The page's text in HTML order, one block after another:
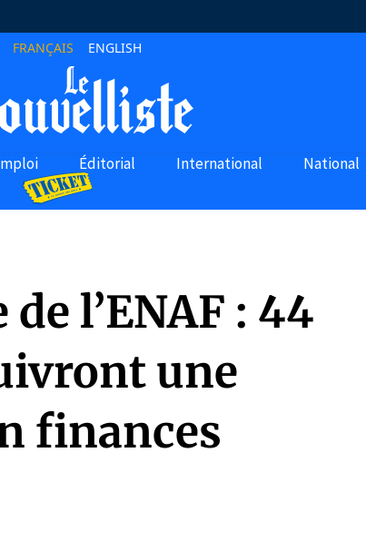
FRANÇAIS ENGLISH
Éditorial International National
l’ENAF : 44
une
finances